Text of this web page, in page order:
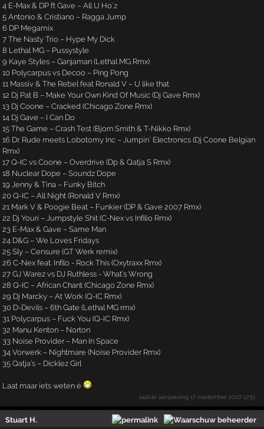
4 E-Max & DP ft Gave – All U Ho`z
5 Antonio & Cristiano – Ragga Jump
6 DP Megamix
7 The Nasty Trio – Hype My Dick
8 Lethal MG – Pussystyle
9 Kaye Styles – Ganjaman (Lethal MG Rmx)
10 Polycarpus vs Decoo – Ping Pong
11 Massiv & The Rebel feat Ronald V – U like that
12 Dj Pat B – Make Your Own Kind Of Music (Dj Gave Rmx)
13 Dj Coone – Cracked (Chicago Zone Rmx)
14 Dj Gave – I Can Do
15 The Game – Crash Test (Bjorn Smith & T-Nikko Rmx)
16 Dr. Rude meets Lobotomy Inc – Jumpin` Electronics (Dj Coone Belgian
Rmx)
17 Q-IC vs Coone – Overdrive (Dp & Qatja S Rmx)
18 Nuclear Dope – Soundz Dope
19 Jenny & Tina – Funky Bitch
20 Q-IC – All Night (Ronald V Rmx)
21 Mark V & Poogie Beat – Funkier (DP & Gave 2007 Rmx)
22 Dj Youri – Jumpstyle Shit (C-Nex vs Infilio Rmx)
23 E-Max & Gave – Same Man
24 D&G – We Loves Fridays
25 Sly – Censure (GT Werk remix)
26 C-Nex feat. Infilo - Rock This (Oxytraxx Rmx)
27 GJ Warez vs DJ Ruthless - What’s Wrong
28 Q-IC – African Chant (Chicago Zone Rmx)
29 Dj Marcky – At Work (Q-IC Rmx)
30 D-Devils – 6th Gate (Lethal MG rmx)
31 Polycarpus – Fuck You (Q-IC Rmx)
32 Manu Kenton – Norton
33 Noise Provider – Man In Space
34 Vorwerk – Nightmare (Noise Provider Rmx)
35 Qatja’s – Dicklez Girl
Laat maar iets weten é
laatste aanpassing17 september 2007 17:51
Stuart H.